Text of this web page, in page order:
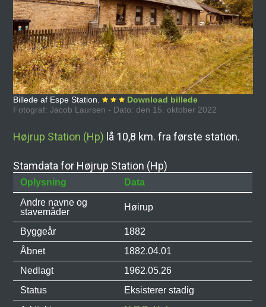
Billede af Espe Station.
Download billede
Fotograf: Jacob Laursen - Dato: den 15. oktober 2022
Højrup Station (Hp) lå 10,8 km. fra første station.
Stamdata for Højrup Station (Hp)
Oplysning
Data
Andre navne og
stavemåder
Høirup
Byggeår
1882
Åbnet
1882.04.01
Nedlagt
1962.05.26
Status
Eksisterer stadig